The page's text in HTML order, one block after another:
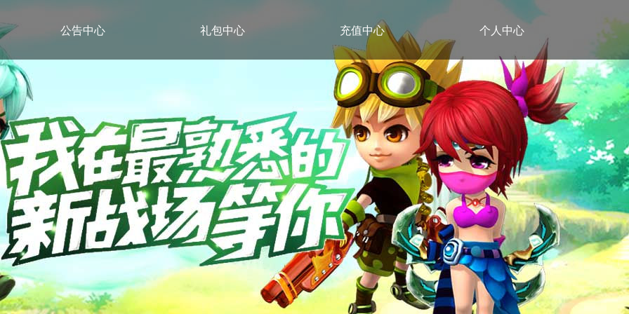
公告中心 礼包中心 充值中心 个人中心